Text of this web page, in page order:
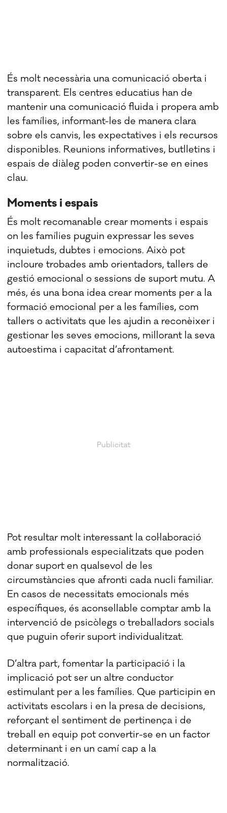
És molt necessària una comunicació oberta i
transparent. Els centres educatius han de
mantenir una comunicació fluida i propera amb
les famílies, informant-les de manera clara
sobre els canvis, les expectatives i els recursos
disponibles. Reunions informatives, butlletins i
espais de diàleg poden convertir-se en eines
clau.
Moments i espais
És molt recomanable crear moments i espais
on les famílies puguin expressar les seves
inquietuds, dubtes i emocions. Això pot
incloure trobades amb orientadors, tallers de
gestió emocional o sessions de suport mutu. A
més, és una bona idea crear moments per a la
formació emocional per a les famílies, com
tallers o activitats que les ajudin a reconèixer i
gestionar les seves emocions, millorant la seva
autoestima i capacitat d’afrontament.
Pot resultar molt interessant la col·laboració
amb professionals especialitzats que poden
donar suport en qualsevol de les
circumstàncies que afronti cada nucli familiar.
En casos de necessitats emocionals més
específiques, és aconsellable comptar amb la
intervenció de psicòlegs o treballadors socials
que puguin oferir suport individualitzat.
D’altra part, fomentar la participació i la
implicació pot ser un altre conductor
estimulant per a les famílies. Que participin en
activitats escolars i en la presa de decisions,
reforçant el sentiment de pertinença i de
treball en equip pot convertir-se en un factor
determinant i en un camí cap a la
normalització.